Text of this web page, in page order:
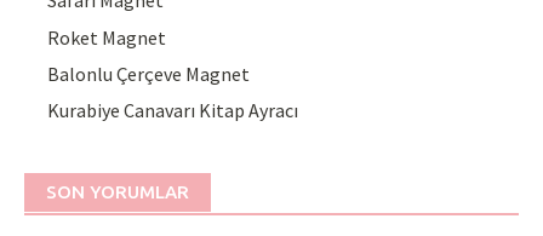
Roket Magnet
Balonlu Çerçeve Magnet
Kurabiye Canavarı Kitap Ayracı
SON YORUMLAR